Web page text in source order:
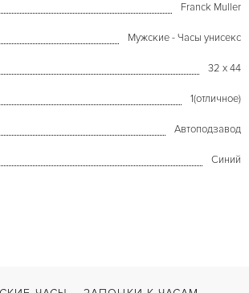
Franck Muller
Мужские - Часы унисекс
32 x 44
1(отличное)
Автоподзавод
Синий